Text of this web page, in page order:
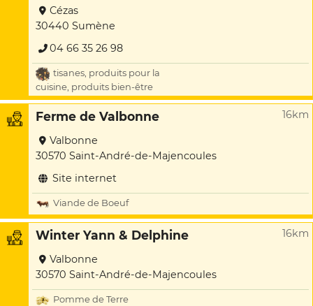
Cézas
30440 Sumène
04 66 35 26 98
tisanes, produits pour la
cuisine, produits bien-être
Ferme de Valbonne 16km
Valbonne
30570 Saint-André-de-Majencoules
Site internet
Viande de Boeuf
Winter Yann & Delphine 16km
Valbonne
30570 Saint-André-de-Majencoules
Pomme de Terre